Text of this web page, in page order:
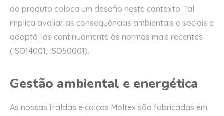
do produto coloca um desafio neste contexto. Tal
implica avaliar as consequências ambientais e sociais e
adaptá-las continuamente às normas mais recentes
(ISO14001, ISO50001).
Gestão ambiental e energética
As nossas fraldas e calças Moltex são fabricadas em